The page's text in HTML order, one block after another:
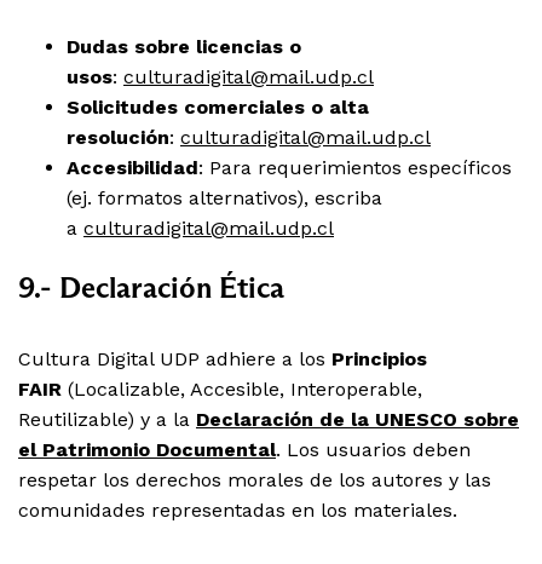
Dudas sobre licencias o
usos: culturadigital@mail.udp.cl
Solicitudes comerciales o alta
resolución: culturadigital@mail.udp.cl
Accesibilidad: Para requerimientos específicos
(ej. formatos alternativos), escriba
a culturadigital@mail.udp.cl
9.- Declaración Ética
Cultura Digital UDP adhiere a los Principios
FAIR (Localizable, Accesible, Interoperable,
Reutilizable) y a la Declaración de la UNESCO sobre
el Patrimonio Documental. Los usuarios deben
respetar los derechos morales de los autores y las
comunidades representadas en los materiales.